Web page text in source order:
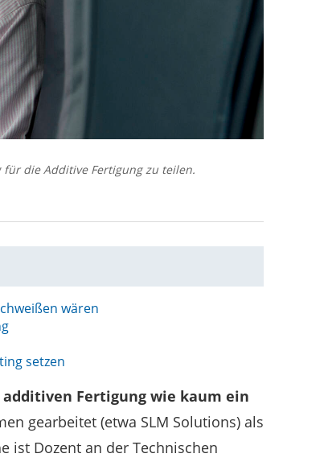
die Additive Fertigung zu teilen.
wären
setzen
Fertigung wie kaum ein
gearbeitet (etwa SLM Solutions) als
ist Dozent an der Technischen